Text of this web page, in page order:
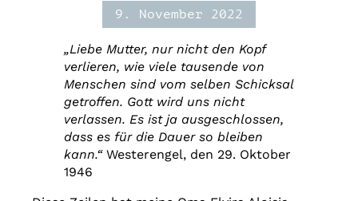
9. November 2022
„Liebe Mutter, nur nicht den Kopf
verlieren, wie viele tausende von
Menschen sind vom selben Schicksal
getroffen. Gott wird uns nicht
verlassen. Es ist ja ausgeschlossen,
dass es für die Dauer so bleiben
kann.“Westerengel, den 29. Oktober
1946